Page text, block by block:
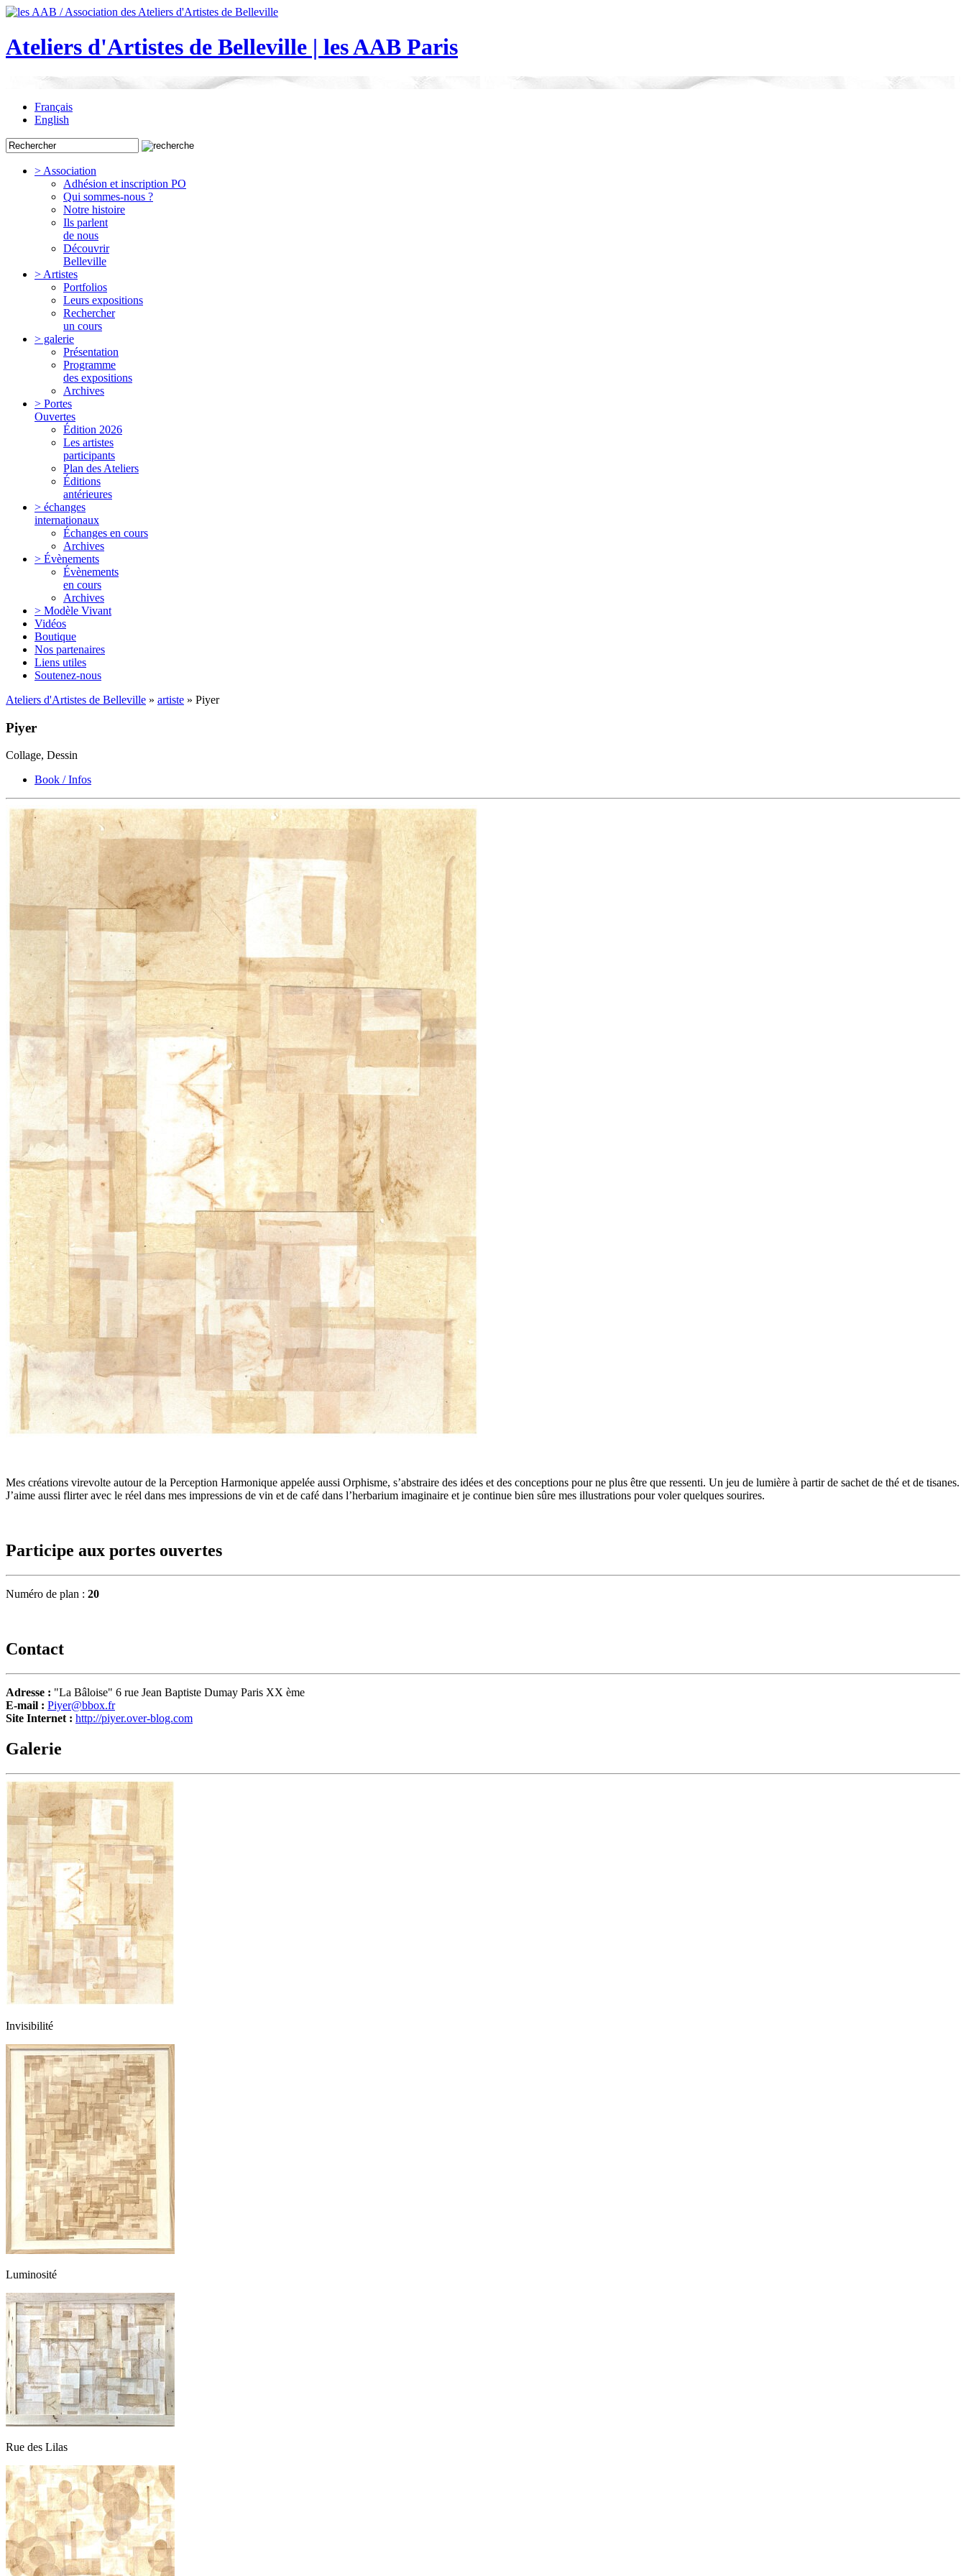
Ateliers d'Artistes de Belleville | les AAB Paris
Français
English
> Association
Adhésion et inscription PO
Qui sommes-nous ?
Notre histoire
Ils parlent
de nous
Découvrir
Belleville
> Artistes
Portfolios
Leurs expositions
Rechercher
un cours
> galerie
Présentation
Programme
des expositions
Archives
> Portes
Ouvertes
Édition 2026
Les artistes
participants
Plan des Ateliers
Éditions
antérieures
> échanges
internationaux
Échanges en cours
Archives
> Évènements
Évènements
en cours
Archives
> Modèle Vivant
Vidéos
Boutique
Nos partenaires
Liens utiles
Soutenez-nous
Ateliers d'Artistes de Belleville » artiste » Piyer
Piyer
Collage, Dessin
Book / Infos
Mes créations virevolte autour de la Perception Harmonique appelée aussi Orphisme, s’abstraire des idées et des conceptions pour ne plus être que ressenti. Un jeu de lumière à partir de sachet de thé et de tisanes.
J’aime aussi flirter avec le réel dans mes impressions de vin et de café dans l’herbarium imaginaire et je continue bien sûre mes illustrations pour voler quelques sourires.
Participe aux portes ouvertes
Numéro de plan : 20
Contact
Adresse : "La Bâloise" 6 rue Jean Baptiste Dumay Paris XX ème
E-mail : Piyer@bbox.fr
Site Internet : http://piyer.over-blog.com
Galerie
Invisibilité
Luminosité
Rue des Lilas